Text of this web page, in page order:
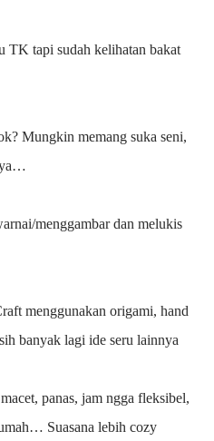
TK tapi sudah kelihatan bakat
Mungkin memang suka seni,
menggambar dan melukis
menggunakan origami, hand
banyak lagi ide seru lainnya
panas, jam ngga fleksibel,
Suasana lebih cozy